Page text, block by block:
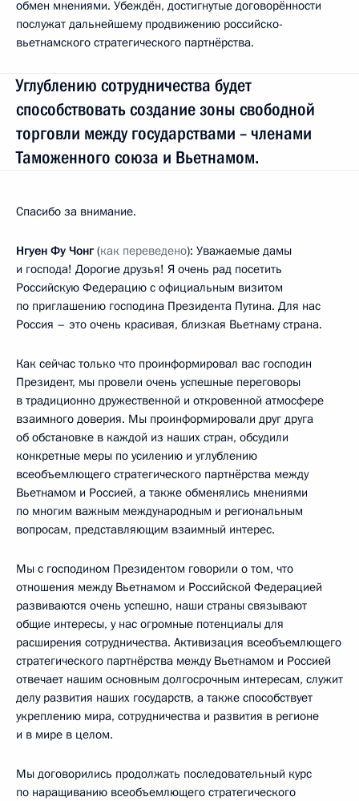
обмен мнениями. Убеждён, достигнутые договорённости
послужат дальнейшему продвижению российско-
вьетнамского стратегического партнёрства.
Углублению сотрудничества будет
способствовать создание зоны свободной
торговли между государствами – членами
Таможенного союза и Вьетнамом.
Спасибо за внимание.
Нгуен Фу Чонг(как переведено): Уважаемые дамы
и господа! Дорогие друзья! Я очень рад посетить
Российскую Федерацию с официальным визитом
по приглашению господина Президента Путина. Для нас
Россия – это очень красивая, близкая Вьетнаму страна.
Как сейчас только что проинформировал вас господин
Президент, мы провели очень успешные переговоры
в традиционно дружественной и откровенной атмосфере
взаимного доверия. Мы проинформировали друг друга
об обстановке в каждой из наших стран, обсудили
конкретные меры по усилению и углублению
всеобъемлющего стратегического партнёрства между
Вьетнамом и Россией, а также обменялись мнениями
по многим важным международным и региональным
вопросам, представляющим взаимный интерес.
Мы с господином Президентом говорили о том, что
отношения между Вьетнамом и Российской Федерацией
развиваются очень успешно, наши страны связывают
общие интересы, у нас огромные потенциалы для
расширения сотрудничества. Активизация всеобъемлющего
стратегического партнёрства между Вьетнамом и Россией
отвечает нашим основным долгосрочным интересам, служит
делу развития наших государств, а также способствует
укреплению мира, сотрудничества и развития в регионе
и в мире в целом.
Мы договорились продолжать последовательный курс
по наращиванию всеобъемлющего стратегического